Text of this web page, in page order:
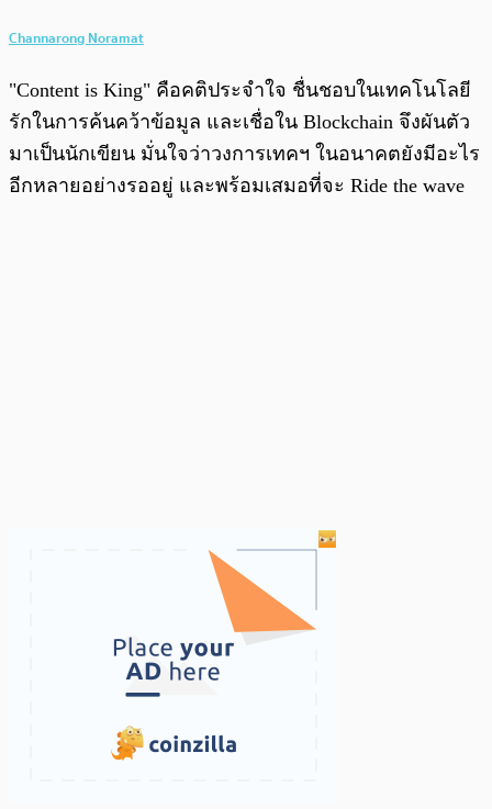
Channarong Noramat
"Content is King" คือคติประจำใจ ชื่นชอบในเทคโนโลยี
รักในการค้นคว้าข้อมูล และเชื่อใน Blockchain จึงผันตัว
มาเป็นนักเขียน มั่นใจว่าวงการเทคฯ ในอนาคตยังมีอะไร
อีกหลายอย่างรออยู่ และพร้อมเสมอที่จะ Ride the wave